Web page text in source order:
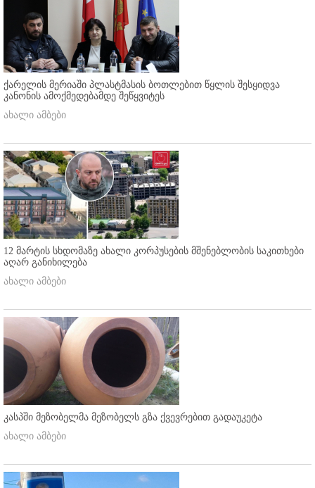
ქარელის მერიაში პლასტმასის ბოთლებით წყლის შესყიდვა
კანონის ამოქმედებამდე შეწყვიტეს
ახალი ამბები
12 მარტის სხდომაზე ახალი კორპუსების მშენებლობის საკითხები
აღარ განიხილება
ახალი ამბები
კასპში მეზობელმა მეზობელს გზა ქვევრებით გადაუკეტა
ახალი ამბები